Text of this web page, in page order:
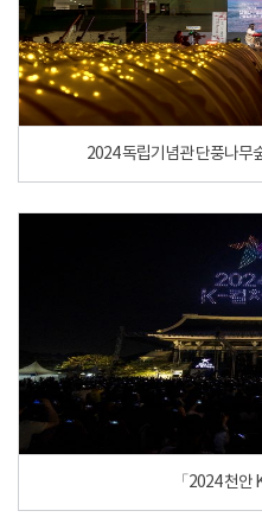
2024 독립기념관 단풍나무
「2024 천안